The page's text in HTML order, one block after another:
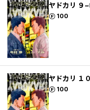
ヤドカリ ９
100
ポイント
ヤドカリ １
100
ポイント